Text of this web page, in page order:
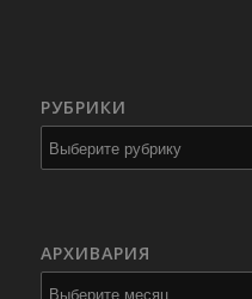
РУБРИКИ
АРХИВАРИЯ